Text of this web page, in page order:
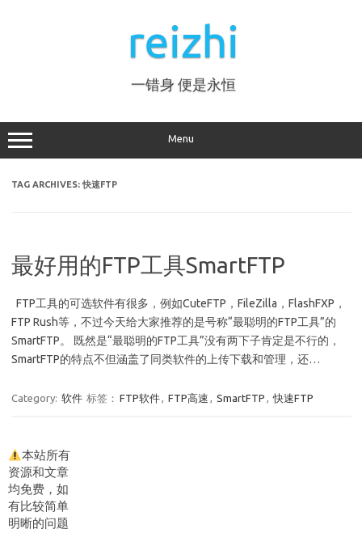
reizhi
一错身 便是永恒
Menu
TAG ARCHIVES:快速FTP
最好用的FTP工具SmartFTP
FTP工具的可选软件有很多，例如CuteFTP，FileZilla，FlashFXP，
FTP Rush等，不过今天给大家推荐的是号称“最聪明的FTP工具”的
SmartFTP。 既然是“最聪明的FTP工具”没有两下子肯定是不行的，
SmartFTP的特点不但涵盖了同类软件的上传下载和管理，还…
Category: 软件 标签： FTP软件, FTP高速 , SmartFTP , 快速FTP
本站所有
资源和文章
均免费，如
有比较简单
明晰的问题